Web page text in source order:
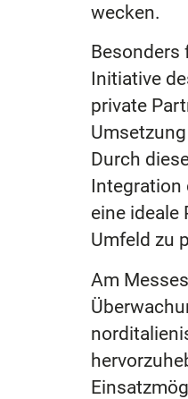
wecken.
Besonders
Initiative
private
Durch
Integration
eine ideale
Umfeld zu
Am